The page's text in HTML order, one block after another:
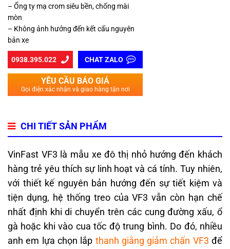
– Ống ty mạ crom siêu bền, chống mài
mòn
– Không ảnh hưởng đến kết cấu nguyên
bản xe
0938.395.022 CHAT ZALO
YÊU CẦU BÁO GIÁ
Gọi điện xác nhận và giao hàng tận nơi
CHI TIẾT SẢN PHẨM
VinFast VF3 là mẫu xe đô thị nhỏ hướng đến khách
hàng trẻ yêu thích sự linh hoạt và cá tính. Tuy nhiên,
với thiết kế nguyên bản hướng đến sự tiết kiệm và
tiện dụng, hệ thống treo của VF3 vẫn còn hạn chế
nhất định khi di chuyển trên các cung đường xấu, ổ
gà hoặc khi vào cua tốc độ trung bình. Do đó, nhiều
anh em lựa chọn lắp thanh giằng giảm chấn VF3 để